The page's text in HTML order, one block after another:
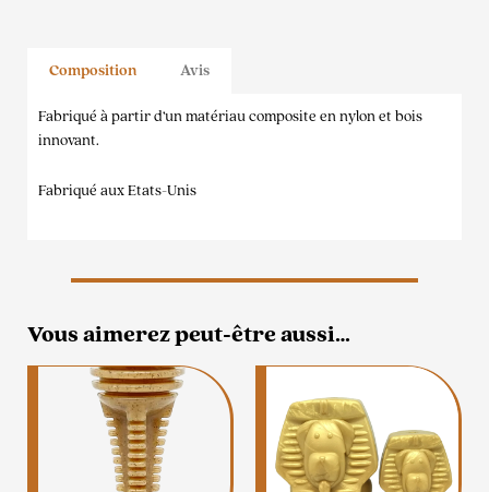
Composition Avis
Fabriqué à partir d’un matériau composite en nylon et bois
innovant.
Fabriqué aux Etats-Unis
Vous aimerez peut-être aussi…